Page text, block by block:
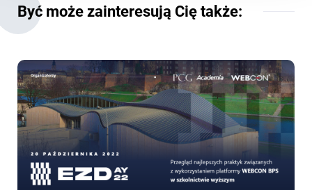
Być może zainteresują Cię także: